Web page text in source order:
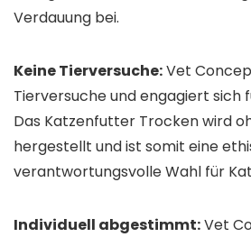
Verdauung bei.
Keine Tierversuche:Vet
Tierversuche und engagiert sich
Das Katzenfutter Trocken wird
hergestellt und ist somit eine
verantwortungsvolle Wahl für
Individuell abgestimmt:Vet